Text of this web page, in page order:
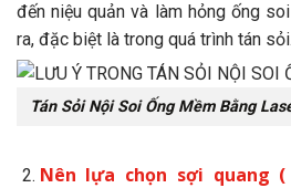
đến niệu quản và làm hỏng ống
ra, đặc biệt là trong quá trình tán sỏi.
Tán Sỏi Nội Soi Ống Mềm Bằng
Nên lựa chọn sợi quang